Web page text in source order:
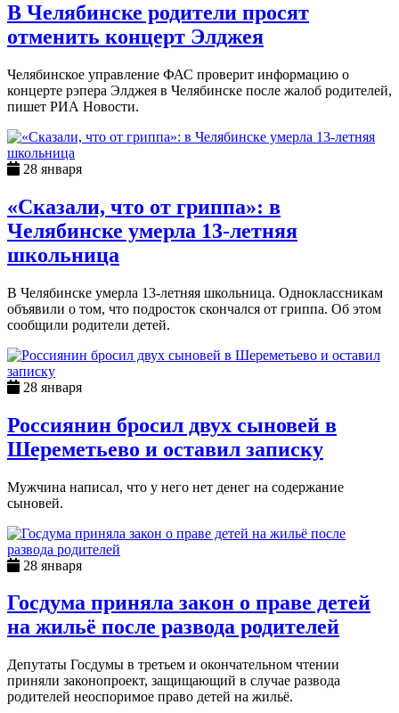
В Челябинске родители просят
отменить концерт Элджея
Челябинское управление ФАС проверит информацию о
концерте рэпера Элджея в Челябинске после жалоб родителей,
пишет РИА Новости.
28 января
«Сказали, что от гриппа»: в
Челябинске умерла 13-летняя
школьница
В Челябинске умерла 13-летняя школьница. Одноклассникам
объявили о том, что подросток скончался от гриппа. Об этом
сообщили родители детей.
28 января
Россиянин бросил двух сыновей в
Шереметьево и оставил записку
Мужчина написал, что у него нет денег на содержание
сыновей.
28 января
Госдума приняла закон о праве детей
на жильё после развода родителей
Депутаты Госдумы в третьем и окончательном чтении
приняли законопроект, защищающий в случае развода
родителей неоспоримое право детей на жильё.